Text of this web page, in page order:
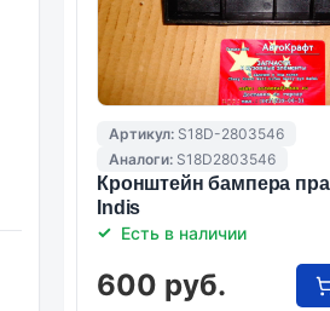
Артикул: S18D-2803546
Аналоги: S18D2803546
Кронштейн бампера
Indis
Есть в наличии
600 руб.